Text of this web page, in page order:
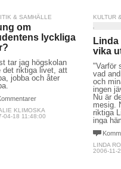
& SAMHÄLLE
om
lyckliga
tar jag högskolan
det riktiga livet, att
jobba och åter
KLIMOSKA
04-18 11:48:00
KULTUR
vika
"Varför
vad
och
ingen
Nu är
mesig.
riktiga
inga
LINDA
2006-11-